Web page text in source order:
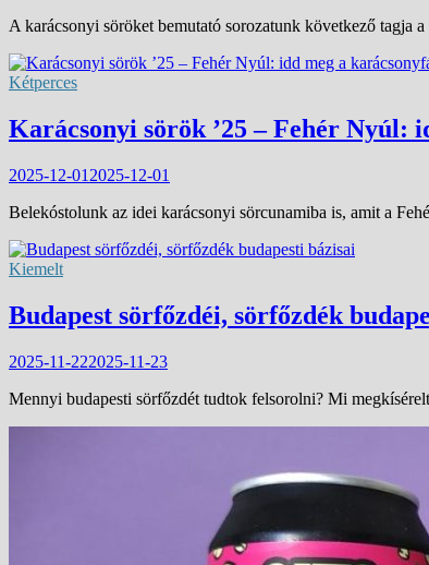
A karácsonyi söröket bemutató sorozatunk következő tagja
Kétperces
Karácsonyi sörök ’25 – Fehér Nyúl:
2025-12-01 2025-12-01
Belekóstolunk az idei karácsonyi sörcunamiba is, amit a
Kiemelt
Budapest sörfőzdéi, sörfőzdék
2025-11-222025-11-23
Mennyi budapesti sörfőzdét tudtok felsorolni? Mi